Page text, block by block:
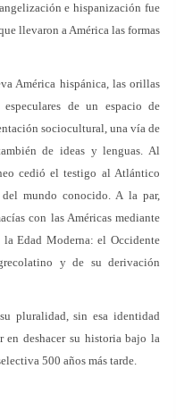
e hispanización fue
llevaron a América las formas
América hispánica, las orillas
de un espacio de
sociocultural, una vía de
de ideas y lenguas. Al
cedió el testigo al Atlántico
mundo conocido. A la par,
con las Américas mediante
Edad Moderna: el Occidente
y de su derivación
pluralidad, sin esa identidad
en deshacer su historia bajo la
500 años más tarde.